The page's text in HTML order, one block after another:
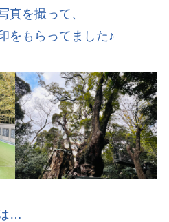
真を撮って、
をもらってました♪
…